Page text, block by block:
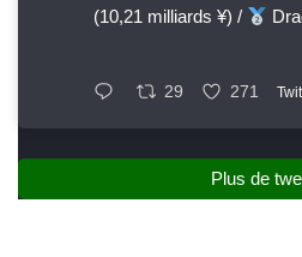
(10,21 milliards ¥) /
29 271
Plus de